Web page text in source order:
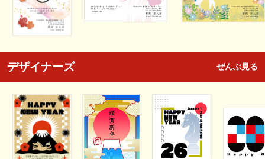
デザイナーズ ぜんぶ見る